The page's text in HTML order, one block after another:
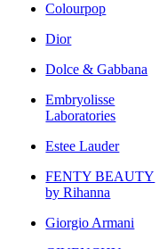
Colourpop
Dior
Dolce & Gabbana
Embryolisse
Laboratories
Estee Lauder
FENTY BEAUTY
by Rihanna
Giorgio Armani